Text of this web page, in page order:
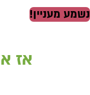
נשמע מעניין!
אז